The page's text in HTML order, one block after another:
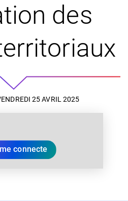
des
25 AVRIL 2025
connecte